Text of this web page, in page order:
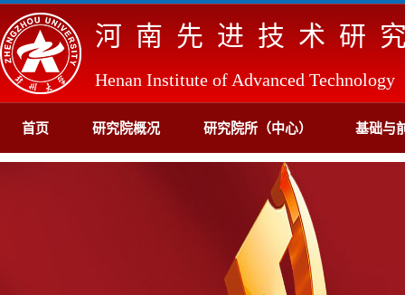
河南先进技术研
Henan Institute of Advanced Technology
首页 研究院概况 研究院所（中心） 基础与